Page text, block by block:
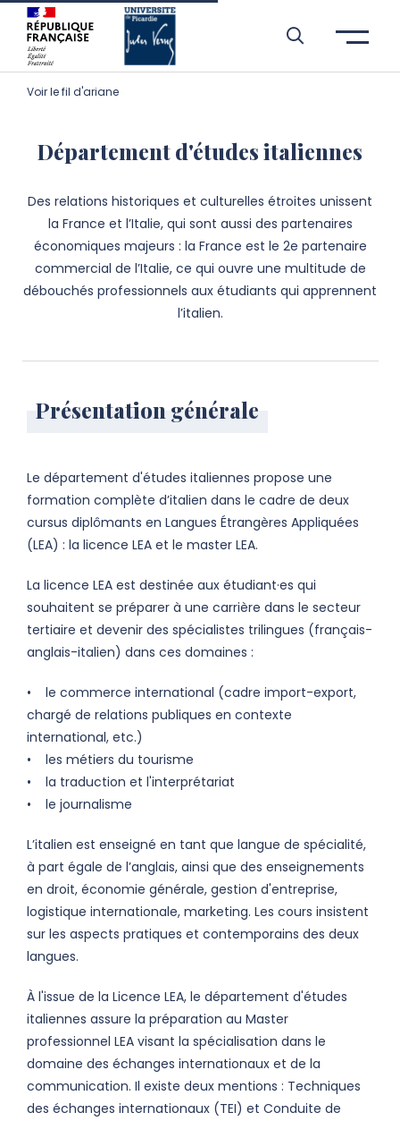
Aller à l’entête de page
Aller au menu principale
Aller au contenu principal
Aller à la recherche
Passer aux cookies
Aller au pied de page
Voir le fil d'ariane
Département d'études italiennes
Des relations historiques et culturelles étroites unissent
la France et l’Italie, qui sont aussi des partenaires
économiques majeurs : la France est le 2e partenaire
commercial de l’Italie, ce qui ouvre une multitude de
débouchés professionnels aux étudiants qui apprennent
l’italien.
Présentation générale
Le département d'études italiennes propose une
formation complète d’italien dans le cadre de deux
cursus diplômants en Langues Étrangères Appliquées
(LEA) : la licence LEA et le master LEA.
La licence LEA est destinée aux étudiant·es qui
souhaitent se préparer à une carrière dans le secteur
tertiaire et devenir des spécialistes trilingues (français-
anglais-italien) dans ces domaines :
• le commerce international (cadre import-export,
chargé de relations publiques en contexte
international, etc.)
• les métiers du tourisme
• la traduction et l'interprétariat
• le journalisme
L’italien est enseigné en tant que langue de spécialité,
à part égale de l’anglais, ainsi que des enseignements
en droit, économie générale, gestion d'entreprise,
logistique internationale, marketing. Les cours insistent
sur les aspects pratiques et contemporains des deux
langues.
À l'issue de la Licence LEA, le département d'études
italiennes assure la préparation au Master
professionnel LEA visant la spécialisation dans le
domaine des échanges internationaux et de la
communication. Il existe deux mentions : Techniques
des échanges internationaux (TEI) et Conduite de